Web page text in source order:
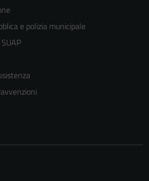
e polizia municipale
Questi cookie